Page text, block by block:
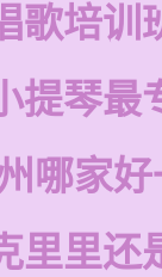
歌培训
提琴最
哪家
里里还